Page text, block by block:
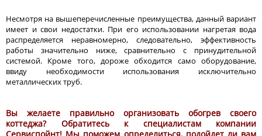
Несмотря на вышеперечисленные преимущества, данный вариант
имеет и свои недостатки. При его использовании нагретая вода
распределяется неравномерно, следовательно, эффективность
работы значительно ниже, сравнительно с принудительной
системой. Кроме того, дороже обходится само оборудование,
ввиду необходимости использования исключительно
металлических труб.
Вы желаете правильно организовать обогрев своего
коттеджа? Обратитесь к специалистам компании